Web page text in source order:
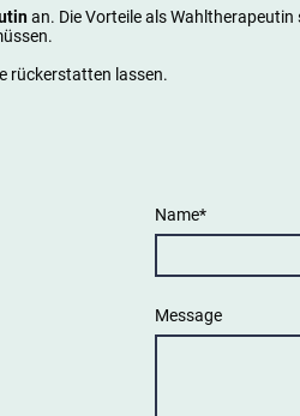
an. Die Vorteile als
rückerstatten lassen.
Name*
Message